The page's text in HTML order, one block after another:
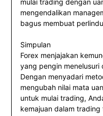
mulai trading dengan
mengendalikan
bagus membuat
Simpulan
Forex menjajakan
yang pengin menelusuri
Dengan menyadari
mengubah nilai mata
untuk mulai trading,
kemajuan dalam